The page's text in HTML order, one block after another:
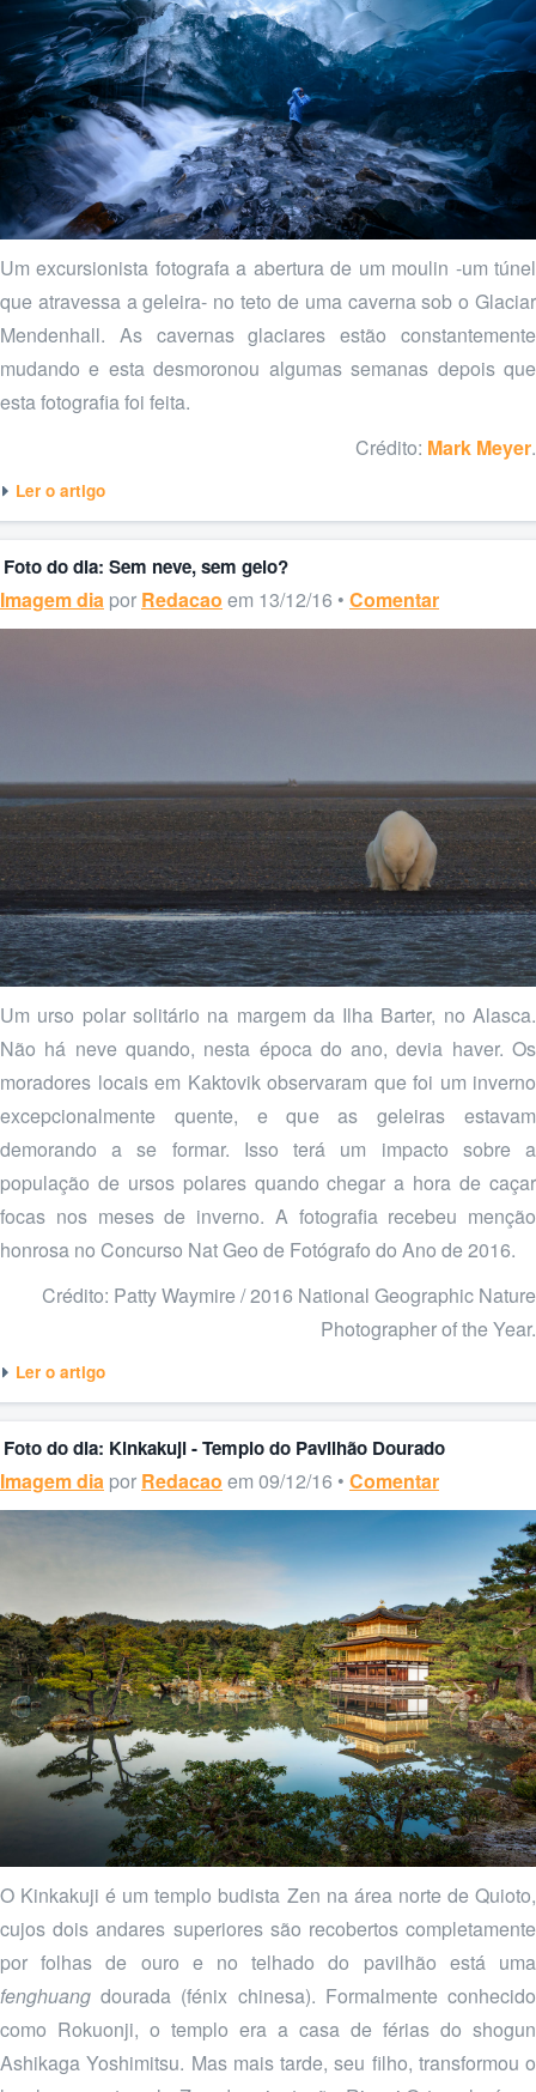
Um excursionista fotografa a abertura de um moulin -um túnel
que atravessa a geleira- no teto de uma caverna sob o Glaciar
Mendenhall. As cavernas glaciares estão constantemente
mudando e esta desmoronou algumas semanas depois que
esta fotografia foi feita.
Crédito: Mark Meyer.
Ler o artigo
Foto do dia: Sem neve, sem gelo?
Imagem dia por Redacao em 13/12/16 • Comentar
Um urso polar solitário na margem da Ilha Barter, no Alasca.
Não há neve quando, nesta época do ano, devia haver. Os
moradores locais em Kaktovik observaram que foi um inverno
excepcionalmente quente, e que as geleiras estavam
demorando a se formar. Isso terá um impacto sobre a
população de ursos polares quando chegar a hora de caçar
focas nos meses de inverno. A fotografia recebeu menção
honrosa no Concurso Nat Geo de Fotógrafo do Ano de 2016.
Crédito: Patty Waymire / 2016 National Geographic Nature
Photographer of the Year.
Ler o artigo
Foto do dia: Kinkakuji - Templo do Pavilhão Dourado
Imagem dia por Redacao em 09/12/16 • Comentar
O Kinkakuji é um templo budista Zen na área norte de Quioto,
cujos dois andares superiores são recobertos completamente
por folhas de ouro e no telhado do pavilhão está uma
fenghuang dourada (fénix chinesa). Formalmente conhecido
como Rokuonji, o templo era a casa de férias do shogun
Ashikaga Yoshimitsu. Mas mais tarde, seu filho, transformou o